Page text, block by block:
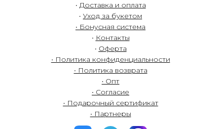
• Доставка и оплата
• Уход за букетом
• Бонусная система
• Контакты
• Оферта
• Политика конфиденциальности
• Политика возврата
• Опт
• Согласие
• Подарочный сертификат
• Партнеры